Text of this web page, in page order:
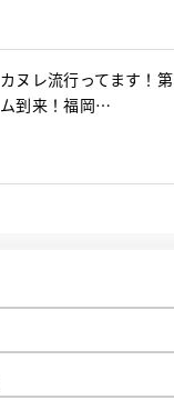
カヌレ流行ってます！
ム到来！福岡…